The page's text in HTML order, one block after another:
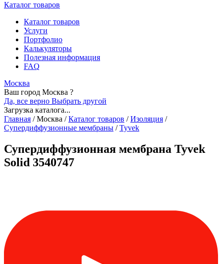
Каталог товаров
Каталог товаров
Услуги
Портфолио
Калькуляторы
Полезная информация
FAQ
Москва
Ваш город Москва ?
Да, все верно Выбрать другой
Загрузка каталога...
Главная /Москва / Каталог товаров / Изоляция /
Супердиффузионные мембраны / Tyvek
Супердиффузионная мембрана Tyvek
Solid 3540747